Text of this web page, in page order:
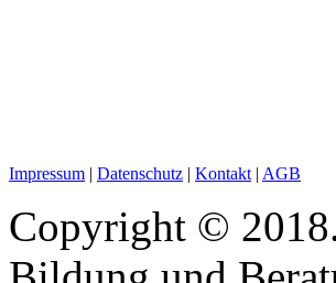
Impressum | Datenschutz | Kontakt | AGB
Copyright ©